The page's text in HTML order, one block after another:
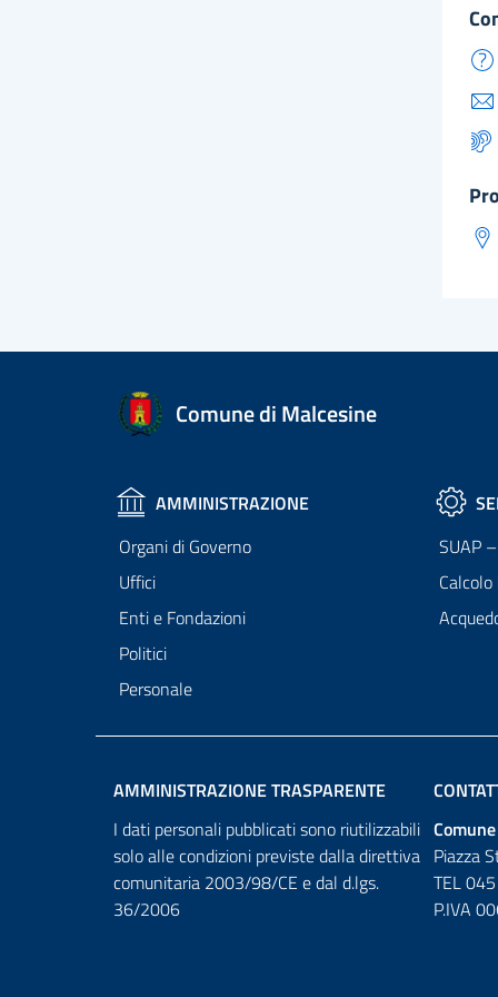
Comune di Malcesine
AMMINISTRAZIONE
Organi di Governo
Uffici
Enti e Fondazioni
Politici
Personale
SUAP
AMMINISTRAZIONE TRASPARENTE
I dati personali pubblicati sono riutilizzabili
solo alle condizioni previste dalla direttiva
comunitaria 2003/98/CE e dal d.lgs.
36/2006
Piazza
TEL
P.IVA